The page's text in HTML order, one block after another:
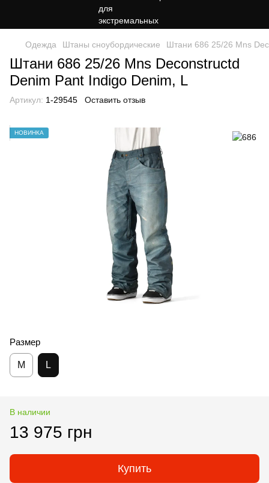
Одежда Штаны сноубордические Штани 686 25/26 Mns
Штани 686 25/26 Mns Deconstructd
Denim Pant Indigo Denim, L
Артикул: 1-29545 Оставить отзыв
НОВИНКА
Размер
M L
В наличии
13 975 грн
Купить